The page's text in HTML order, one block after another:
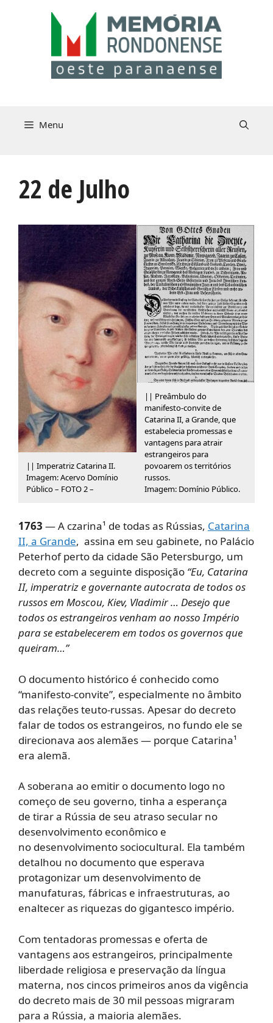
Menu
22 de Julho
|| Imperatriz Catarina II.
Imagem: Acervo Domínio
Público – FOTO 2 –
|| Preâmbulo do
manifesto-convite de
Catarina II, a Grande, que
estabelecia promessas e
vantagens para atrair
estrangeiros para
povoarem os territórios
russos.
Imagem: Domínio Público.
1763 — A czarina¹ de todas as Rússias, Catarina
II, a Grande, assina em seu gabinete, no Palácio
Peterhof perto da cidade São Petersburgo, um
decreto com a seguinte disposição “Eu, Catarina
II, imperatriz e governante autocrata de todos os
russos em Moscou, Kiev, Vladimir … Desejo que
todos os estrangeiros venham ao nosso Império
para se estabelecerem em todos os governos que
queiram…”
O documento histórico é conhecido como
“manifesto-convite”, especialmente no âmbito
das relações teuto-russas. Apesar do decreto
falar de todos os estrangeiros, no fundo ele se
direcionava aos alemães — porque Catarina¹
era alemã.
A soberana ao emitir o documento logo no
começo de seu governo, tinha a esperança
de tirar a Rússia de seu atraso secular no
desenvolvimento econômico e
no desenvolvimento sociocultural. Ela também
detalhou no documento que esperava
protagonizar um desenvolvimento de
manufaturas, fábricas e infraestruturas, ao
enaltecer as riquezas do gigantesco império.
Com tentadoras promessas e oferta de
vantagens aos estrangeiros, principalmente
liberdade religiosa e preservação da língua
materna, nos cincos primeiros anos da vigência
do decreto mais de 30 mil pessoas migraram
para a Rússia, a maioria alemães.